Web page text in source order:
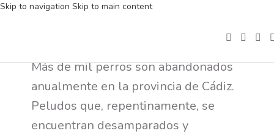
Skip to navigation Skip to main content
Más de mil perros son abandonados
anualmente en la provincia de Cádiz.
Peludos que, repentinamente, se
encuentran desamparados y